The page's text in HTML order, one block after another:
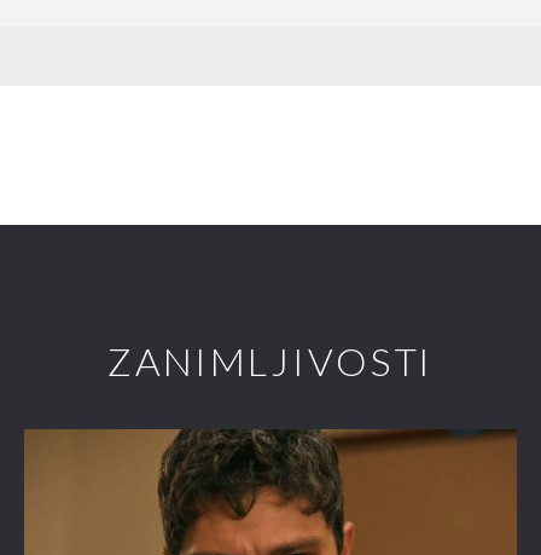
ZANIMLJIVOSTI